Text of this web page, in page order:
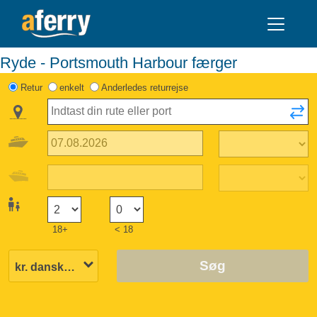
Ryde - Portsmouth Harbour færger
Retur enkelt Anderledes returrejse
18+ < 18
Søg